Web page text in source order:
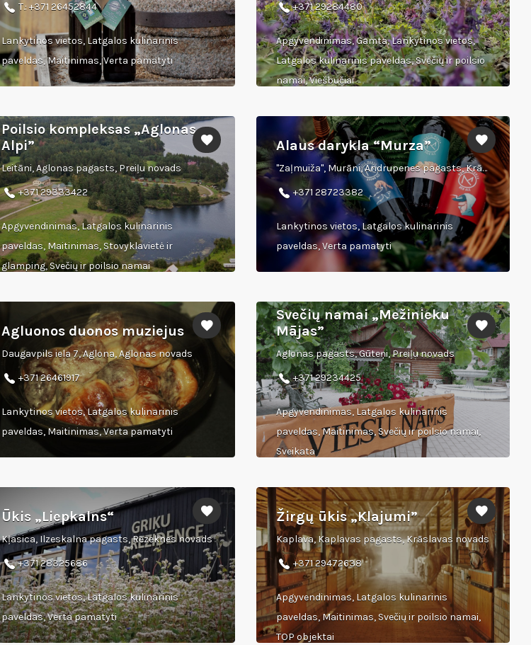
T.: +371 26452844
Lankytinos vietos, Latgalos kulinarinis
paveldas, Maitinimas, Verta pamatyti
+371 29284480
Apgyvendinimas, Gamta, Lankytinos vietos,
Latgalos kulinarinis paveldas, Svečių ir poilsio
namai, Viešbučiai
Poilsio kompleksas „Aglonas
Alpi”
Leitāni, Aglonas pagasts, Preiļu novads
+371 29333422
Apgyvendinimas, Latgalos kulinarinis
paveldas, Maitinimas, Stovyklavietė ir
glamping, Svečių ir poilsio namai
Alaus darykla “Murza”
"Zaļmuiža", Murāni, Andrupenes pagasts, Krāslavas novads
+371 28723382
Lankytinos vietos, Latgalos kulinarinis
paveldas, Verta pamatyti
Agluonos duonos muziejus
Daugavpils iela 7, Aglona, Aglonas novads
‎+371 26461917
Lankytinos vietos, Latgalos kulinarinis
paveldas, Maitinimas, Verta pamatyti
Svečių namai „Mežinieku
Mājas”
Aglonas pagasts, Gūteņi, Preiļu novads
+371 29234425
Apgyvendinimas, Latgalos kulinarinis
paveldas, Maitinimas, Svečių ir poilsio namai,
Sveikata
Ūkis „Liepkalns“
Kļasica, Ilzeskalna pagasts, Rēzeknes novads
+371 28325686
Lankytinos vietos, Latgalos kulinarinis
paveldas, Verta pamatyti
Žirgų ūkis „Klajumi”
Kaplava, Kaplavas pagasts, Krāslavas novads
+371 29472638
Apgyvendinimas, Latgalos kulinarinis
paveldas, Maitinimas, Svečių ir poilsio namai,
TOP objektai